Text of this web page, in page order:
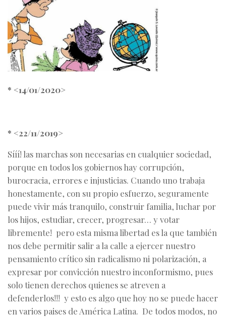
* <14/01/2020>
* <22/11/2019>
Sííí! las marchas son necesarias en cualquier sociedad,
porque en todos los gobiernos hay corrupción,
burocracia, errores e injusticias. Cuando uno trabaja
honestamente, con su propio esfuerzo, seguramente
puede vivir más tranquilo, construir familia, luchar por
los hijos, estudiar, crecer, progresar… y votar
libremente! pero esta misma libertad es la que también
nos debe permitir salir a la calle a ejercer nuestro
pensamiento crítico sin radicalismo ni polarización, a
expresar por convicción nuestro inconformismo, pues
solo tienen derechos quienes se atreven a
defenderlos!!! y esto es algo que hoy no se puede hacer
en varios paises de América Latina. De todos modos, no